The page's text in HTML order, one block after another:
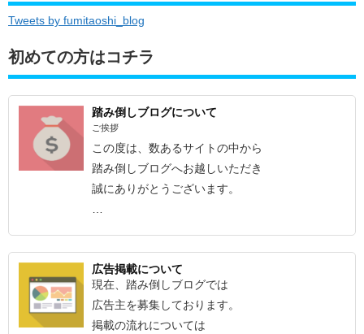
Tweets by fumitaoshi_blog
初めての方はコチラ
踏み倒しブログについて
ご挨拶
この度は、数あるサイトの中から
踏み倒しブログへお越しいただき
誠にありがとうございます。
…
広告掲載について
現在、踏み倒しブログでは
広告主を募集しております。
掲載の流れについては